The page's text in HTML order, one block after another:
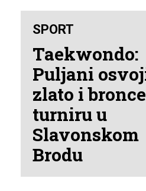
SPORT
Taekwondo:
Puljani
zlato i
turniru u
Slavonskom
Brodu